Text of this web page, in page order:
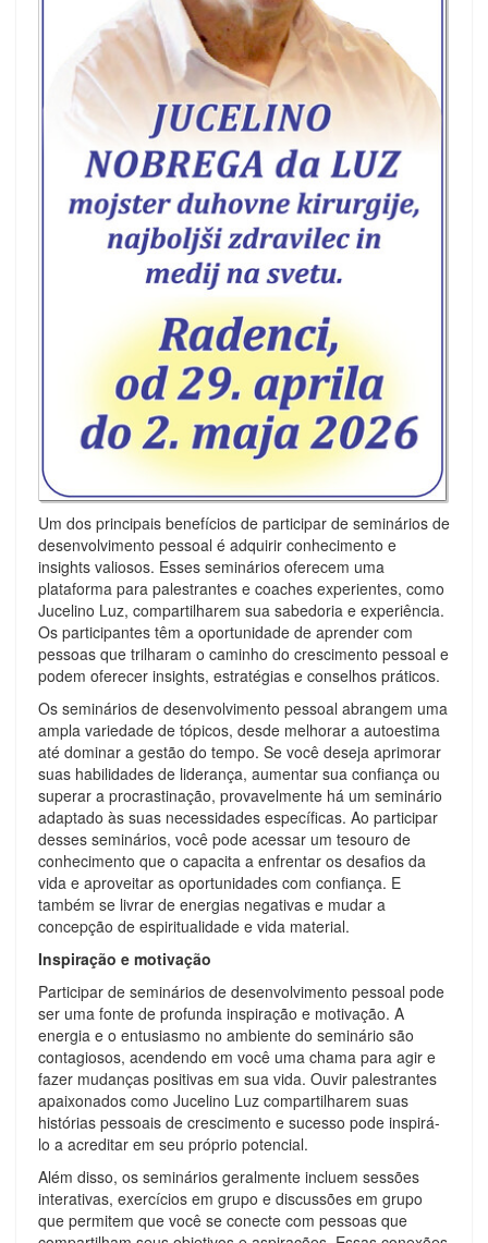
Um dos principais benefícios de participar de seminários de
desenvolvimento pessoal é adquirir conhecimento e
insights valiosos. Esses seminários oferecem uma
plataforma para palestrantes e coaches experientes, como
Jucelino Luz, compartilharem sua sabedoria e experiência.
Os participantes têm a oportunidade de aprender com
pessoas que trilharam o caminho do crescimento pessoal e
podem oferecer insights, estratégias e conselhos práticos.
Os seminários de desenvolvimento pessoal abrangem uma
ampla variedade de tópicos, desde melhorar a autoestima
até dominar a gestão do tempo. Se você deseja aprimorar
suas habilidades de liderança, aumentar sua confiança ou
superar a procrastinação, provavelmente há um seminário
adaptado às suas necessidades específicas. Ao participar
desses seminários, você pode acessar um tesouro de
conhecimento que o capacita a enfrentar os desafios da
vida e aproveitar as oportunidades com confiança. E
também se livrar de energias negativas e mudar a
concepção de espiritualidade e vida material.
Inspiração e motivação
Participar de seminários de desenvolvimento pessoal pode
ser uma fonte de profunda inspiração e motivação. A
energia e o entusiasmo no ambiente do seminário são
contagiosos, acendendo em você uma chama para agir e
fazer mudanças positivas em sua vida. Ouvir palestrantes
apaixonados como Jucelino Luz compartilharem suas
histórias pessoais de crescimento e sucesso pode inspirá-
lo a acreditar em seu próprio potencial.
Além disso, os seminários geralmente incluem sessões
interativas, exercícios em grupo e discussões em grupo
que permitem que você se conecte com pessoas que